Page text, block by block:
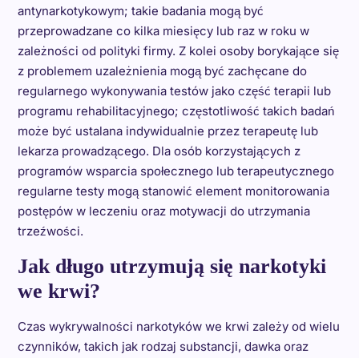
antynarkotykowym; takie badania mogą być
przeprowadzane co kilka miesięcy lub raz w roku w
zależności od polityki firmy. Z kolei osoby borykające się
z problemem uzależnienia mogą być zachęcane do
regularnego wykonywania testów jako część terapii lub
programu rehabilitacyjnego; częstotliwość takich badań
może być ustalana indywidualnie przez terapeutę lub
lekarza prowadzącego. Dla osób korzystających z
programów wsparcia społecznego lub terapeutycznego
regularne testy mogą stanowić element monitorowania
postępów w leczeniu oraz motywacji do utrzymania
trzeźwości.
Jak długo utrzymują się narkotyki
we krwi?
Czas wykrywalności narkotyków we krwi zależy od wielu
czynników, takich jak rodzaj substancji, dawka oraz